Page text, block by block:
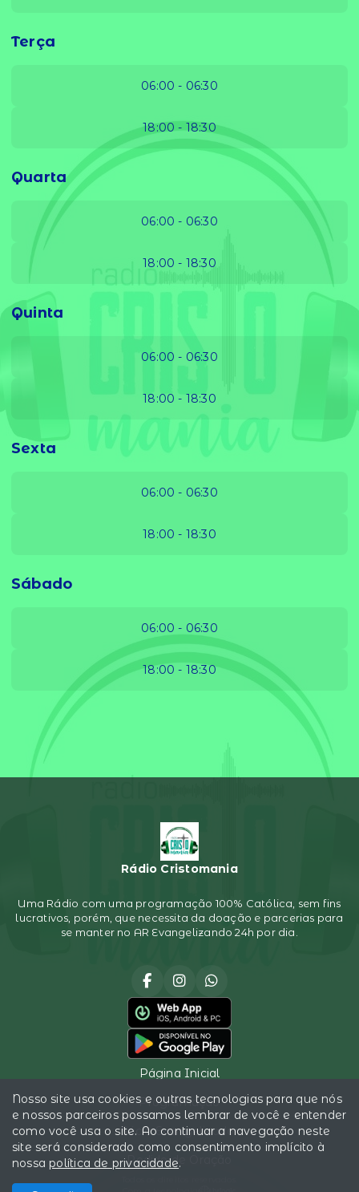
Terça
06:00 - 06:30
18:00 - 18:30
Quarta
06:00 - 06:30
18:00 - 18:30
Quinta
06:00 - 06:30
18:00 - 18:30
Sexta
06:00 - 06:30
18:00 - 18:30
Sábado
06:00 - 06:30
18:00 - 18:30
Rádio Cristomania
Uma Rádio com uma programação 100% Católica, sem fins
lucrativos, porém, que necessita da doação e parcerias para
se manter no AR Evangelizando 24h por dia.
Página Inicial
Programação
Sócio Evangelizador
Pedido de Oração
Nosso site usa cookies e outras tecnologias para que nós
e nossos parceiros possamos lembrar de você e entender
como você usa o site. Ao continuar a navegação neste
site será considerado como consentimento implícito à
nossa política de privacidade.